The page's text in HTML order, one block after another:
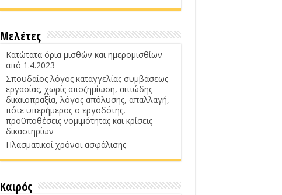
Μελέτες
Κατώτατα όρια μισθών και ημερομισθίων
από 1.4.2023
Σπουδαίος λόγος καταγγελίας συμβάσεως
εργασίας, χωρίς αποζημίωση, αιτιώδης
δικαιοπραξία, λόγος απόλυσης, απαλλαγή,
πότε υπερήμερος ο εργοδότης,
προϋποθέσεις νομιμότητας και κρίσεις
δικαστηρίων
Πλασματικοί χρόνοι ασφάλισης
Καιρός